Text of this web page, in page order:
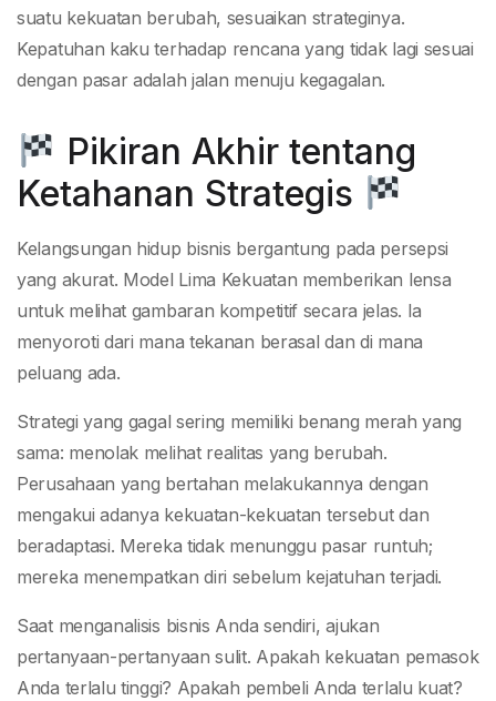
suatu kekuatan berubah, sesuaikan strateginya.
Kepatuhan kaku terhadap rencana yang tidak lagi sesuai
dengan pasar adalah jalan menuju kegagalan.
Pikiran Akhir tentang
Ketahanan Strategis
Kelangsungan hidup bisnis bergantung pada persepsi
yang akurat. Model Lima Kekuatan memberikan lensa
untuk melihat gambaran kompetitif secara jelas. Ia
menyoroti dari mana tekanan berasal dan di mana
peluang ada.
Strategi yang gagal sering memiliki benang merah yang
sama: menolak melihat realitas yang berubah.
Perusahaan yang bertahan melakukannya dengan
mengakui adanya kekuatan-kekuatan tersebut dan
beradaptasi. Mereka tidak menunggu pasar runtuh;
mereka menempatkan diri sebelum kejatuhan terjadi.
Saat menganalisis bisnis Anda sendiri, ajukan
pertanyaan-pertanyaan sulit. Apakah kekuatan pemasok
Anda terlalu tinggi? Apakah pembeli Anda terlalu kuat?